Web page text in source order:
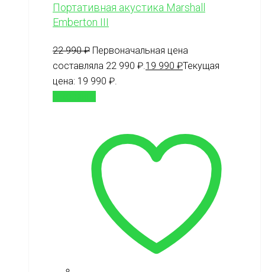
Портативная акустика Marshall
Emberton III
22 990₽ Первоначальная цена
составляла 22 990 ₽.19 990 ₽Текущая
цена: 19 990 ₽.